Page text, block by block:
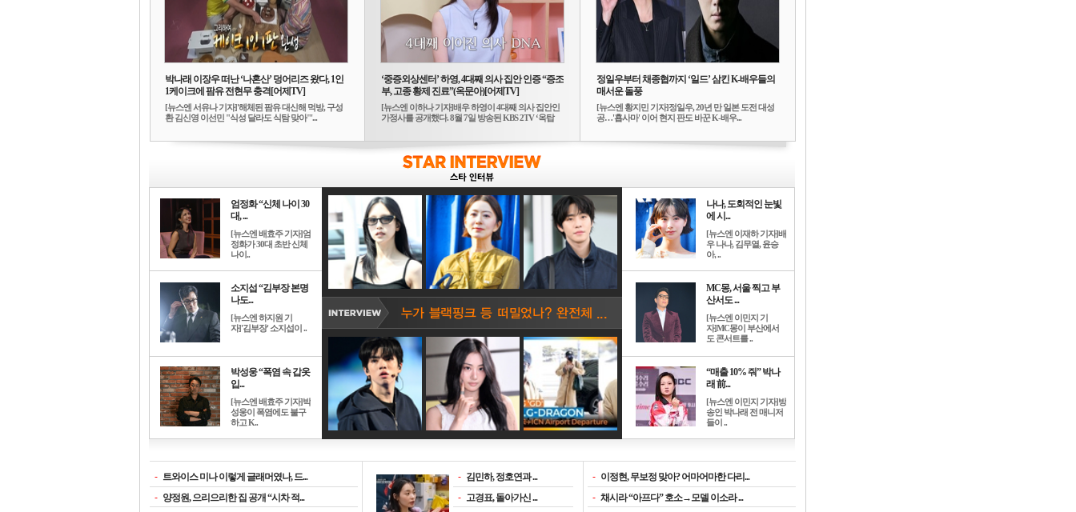
박나래 이장우 떠난 ‘나혼산’ 덩어리즈 왔다, 1인
1케이크에 팜유 전현무 충격[어제TV]
[뉴스엔 서유나 기자]'해체된 팜유 대신해 먹방, 구성
환 김신영 이선민 "식성 달라도 식탐 맞아"'...
‘중증외상센터’ 하영, 4대째 의사 집안 인증 “증조
부, 고종 황제 진료”(옥문아)[어제TV]
[뉴스엔 이하나 기자]배우 하영이 4대째 의사 집안인
가정사를 공개했다. 8월 7일 방송된 KBS 2TV ‘옥탑
정일우부터 채종협까지 ‘일드’ 삼킨 K-배우들의
매서운 돌풍
[뉴스엔 황지민 기자]정일우, 20년 만 일본 도전 대성
공…'횹사마' 이어 현지 판도 바꾼 K-배우...
엄정화 “신체 나이 30
대, ...
[뉴스엔 배효주 기자]엄
정화가 30대 초반 신체
나이..
소지섭 “김부장 본명
나도...
[뉴스엔 하지원 기
자]'김부장' 소지섭이 ..
박성웅 “폭염 속 갑옷
입...
[뉴스엔 배효주 기자]박
성웅이 폭염에도 불구
하고 K..
나나, 도회적인 눈빛
에 시...
[뉴스엔 이재하 기자]배
우 나나, 김무열, 윤승
아, ..
MC몽, 서울 찍고 부
산서도 ...
[뉴스엔 이민지 기
자]MC몽이 부산에서
도 콘서트를 ..
“매출 10% 줘” 박나
래 前...
[뉴스엔 이민지 기자]방
송인 박나래 전 매니저
들이 ..
- 트와이스 미나 이렇게 글래머였나, 드...
- 양정원, 으리으리한 집 공개 “시차 적...
- 김민하, 정호연과 ...
- 고경표, 돌아가신 ...
- 이정현, 무보정 맞아? 어마어마한 다리...
- 채시라 “아프다” 호소→모델 이소라 ...